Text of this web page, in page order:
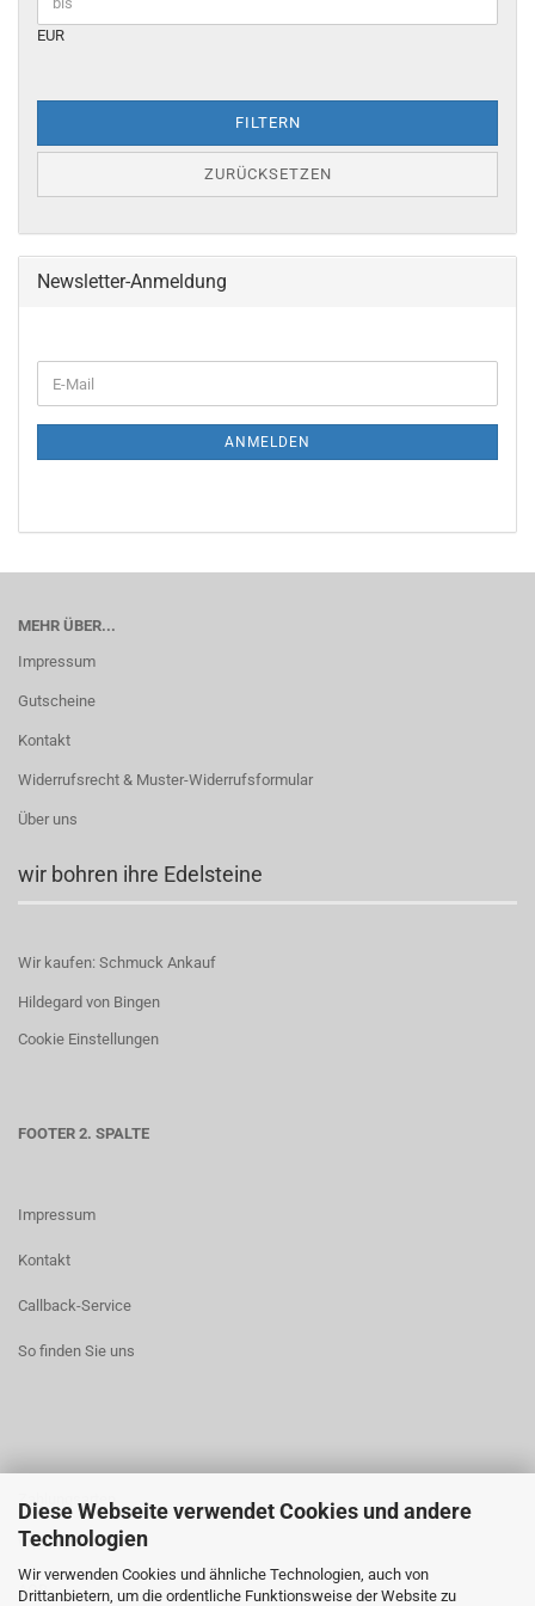
Diese Webseite verwendet Cookies und andere
Technologien
Wir verwenden Cookies und ähnliche Technologien, auch von
Drittanbietern, um die ordentliche Funktionsweise der Website zu
EUR
FILTERN
ZURÜCKSETZEN
Newsletter-Anmeldung
ZUR
E-
Mail
ANMELDEN
MEHR ÜBER...
Impressum
Gutscheine
Kontakt
Widerrufsrecht & Muster-Widerrufsformular
Über uns
wir bohren ihre Edelsteine
Wir kaufen: Schmuck Ankauf
Hildegard von Bingen
Cookie Einstellungen
FOOTER 2. SPALTE
Impressum
Kontakt
Callback-Service
So finden Sie uns
Zahlungsarten
Widerrufsrecht
AGB